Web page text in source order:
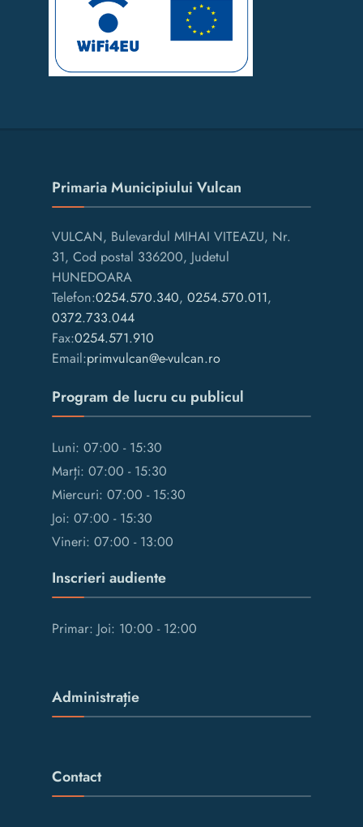
Primaria Municipiului Vulcan
VULCAN, Bulevardul MIHAI VITEAZU, Nr.
31, Cod postal 336200, Judetul
HUNEDOARA
Telefon:0254.570.340, 0254.570.011,
0372.733.044
Fax:0254.571.910
Email:primvulcan@e-vulcan.ro
Program de lucru cu publicul
Luni: 07:00 - 15:30
Marți: 07:00 - 15:30
Miercuri: 07:00 - 15:30
Joi: 07:00 - 15:30
Vineri: 07:00 - 13:00
Inscrieri audiente
Primar: Joi: 10:00 - 12:00
Administrație
Contact